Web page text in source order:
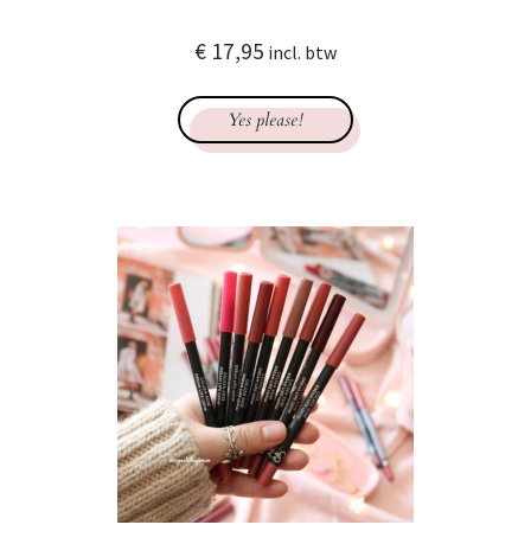
€ 17,95 incl. btw
Yes please!